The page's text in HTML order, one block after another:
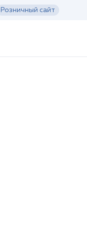
Розничный сайт